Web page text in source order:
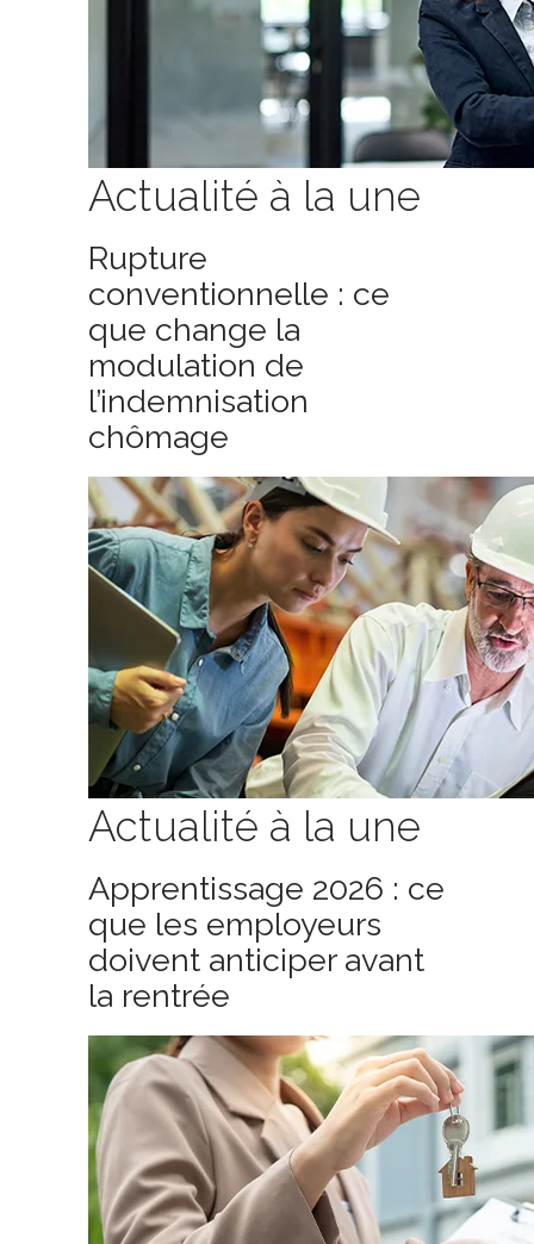
Actualité à la une
Rupture
conventionnelle : ce
que change la
modulation de
l’indemnisation
chômage
Actualité à la une
Apprentissage 2026 : ce
que les employeurs
doivent anticiper avant
la rentrée